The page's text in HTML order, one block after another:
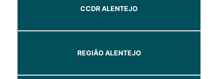
CCDR ALENTEJO
REGIÃO ALENTEJO